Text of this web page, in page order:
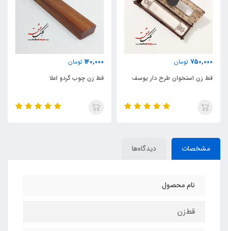
750,000 تومان
قط زن استخوان طرح دار یوسف
140,000 تومان
قط زن چوب گردو اعلا
مشخصات دیدگاه‌ها
نام محصول
قط‌زن